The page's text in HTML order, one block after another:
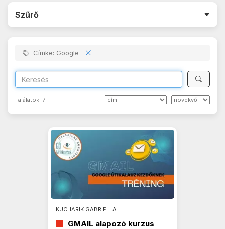
Szűrő
Címke: Google
Találatok: 7
KUCHARIK GABRIELLA
GMAIL alapozó kurzus